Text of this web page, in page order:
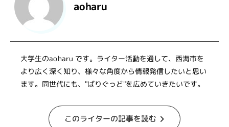
aoharu
大学生のaoharu です。ライター活動を通して、西海市を
より広く深く知り、様々な角度から情報発信したいと思い
ます。同世代にも、"ばりぐっど"を広めていきたいです。
このライターの記事を読む